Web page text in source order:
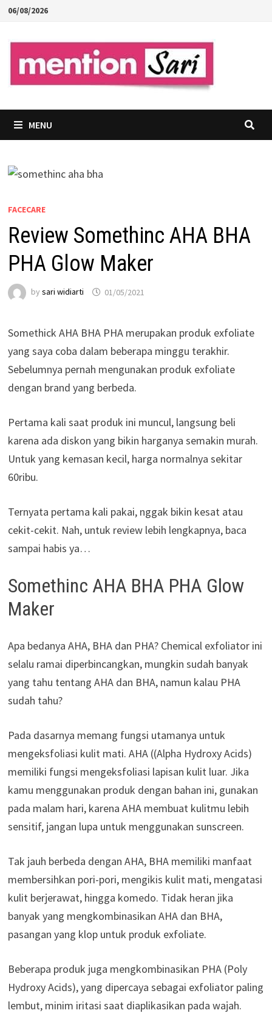
Skip
content
06/08/2026
MENU
FACECARE
Review Somethinc AHA BHA
PHA Glow Maker
by sari widiarti 01/05/2021
Somethick AHA BHA PHA merupakan produk exfoliate
yang saya coba dalam beberapa minggu terakhir.
Sebelumnya pernah mengunakan produk exfoliate
dengan brand yang berbeda.
Pertama kali saat produk ini muncul, langsung beli
karena ada diskon yang bikin harganya semakin murah.
Untuk yang kemasan kecil, harga normalnya sekitar
60ribu.
Ternyata pertama kali pakai, nggak bikin kesat atau
cekit-cekit. Nah, untuk review lebih lengkapnya, baca
sampai habis ya…
Somethinc AHA BHA PHA Glow
Maker
Apa bedanya AHA, BHA dan PHA? Chemical exfoliator ini
selalu ramai diperbincangkan, mungkin sudah banyak
yang tahu tentang AHA dan BHA, namun kalau PHA
sudah tahu?
Pada dasarnya memang fungsi utamanya untuk
mengeksfoliasi kulit mati. AHA ((Alpha Hydroxy Acids)
memiliki fungsi mengeksfoliasi lapisan kulit luar. Jika
kamu menggunakan produk dengan bahan ini, gunakan
pada malam hari, karena AHA membuat kulitmu lebih
sensitif, jangan lupa untuk menggunakan sunscreen.
Tak jauh berbeda dengan AHA, BHA memiliki manfaat
membersihkan pori-pori, mengikis kulit mati, mengatasi
kulit berjerawat, hingga komedo. Tidak heran jika
banyak yang mengkombinasikan AHA dan BHA,
pasangan yang klop untuk produk exfoliate.
Beberapa produk juga mengkombinasikan PHA (Poly
Hydroxy Acids), yang dipercaya sebagai exfoliator paling
lembut, minim iritasi saat diaplikasikan pada wajah.